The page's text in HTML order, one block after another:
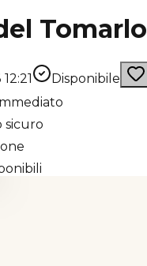
Tomarlo
Disponibile
sicuro